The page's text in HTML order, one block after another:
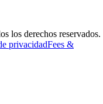
los derechos reservados.
privacidadFees &